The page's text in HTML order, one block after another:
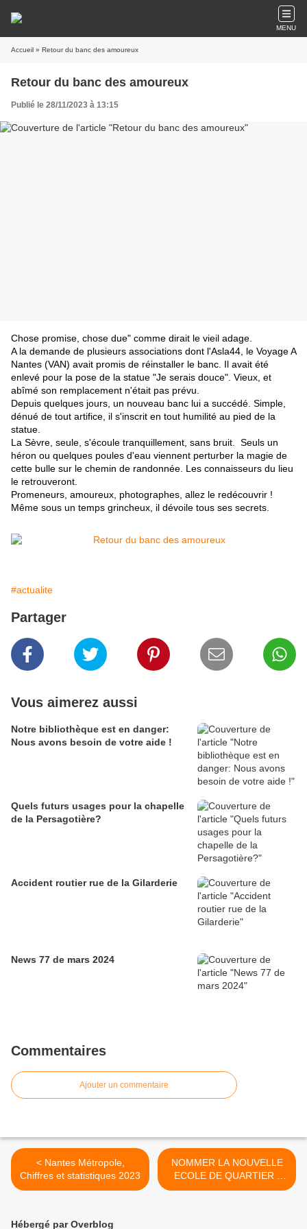
MENU
Accueil » Retour du banc des amoureux
Retour du banc des amoureux
Publié le 28/11/2023 à 13:15
Chose promise, chose due" comme dirait le vieil adage.
A la demande de plusieurs associations dont l'Asla44, le Voyage A
Nantes (VAN) avait promis de réinstaller le banc. Il avait été
enlevé pour la pose de la statue "Je serais douce". Vieux, et
abîmé son remplacement n'était pas prévu.
Depuis quelques jours, un nouveau banc lui a succédé. Simple,
dénué de tout artifice, il s'inscrit en tout humilité au pied de la
statue.
La Sèvre, seule, s'écoule tranquillement, sans bruit. Seuls un
héron ou quelques poules d'eau viennent perturber la magie de
cette bulle sur le chemin de randonnée. Les connaisseurs du lieu
le retrouveront.
Promeneurs, amoureux, photographes, allez le redécouvrir !
Même sous un temps grincheux, il dévoile tous ses secrets.
#actualite
Partager
Vous aimerez aussi
Notre bibliothèque est en danger:
Nous avons besoin de votre aide !
Quels futurs usages pour la chapelle
de la Persagotière?
Accident routier rue de la Gilarderie
News 77 de mars 2024
Commentaires
Ajouter un commentaire
< Nantes Métropole,
Chiffres et statistiques 2023
NOMMER LA NOUVELLE
ECOLE DE QUARTIER :
ALICE MILLIAT, son nom
Hébergé par Overblog